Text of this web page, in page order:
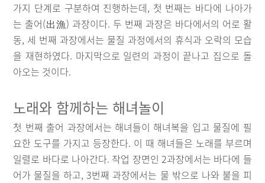
가지 단계로 구분하여 진행하는데, 첫 번째는 바다에 나아가
는 출어(出漁) 과장이다. 두 번째 과장은 바다에서의 어로 활
동, 세 번째 과장에서는 물질 과정에서의 휴식과 오락의 모습
을 재현하였다. 마지막으로 일련의 과정이 끝나고 집으로 돌
아오는 것이다.
노래와 함께하는 해녀놀이
첫 번째 출어 과장에서는 해녀들이 해녀복을 입고 물질에 필
요한 도구를 가지고 등장한다. 이 때 해녀들은 노래를 부르며
일렬로 바다로 나아간다. 작업 장면인 2과장에서는 바다에 들
어가 물질을 하고, 3번째 과장에서는 물 밖으로 나와 불을 피